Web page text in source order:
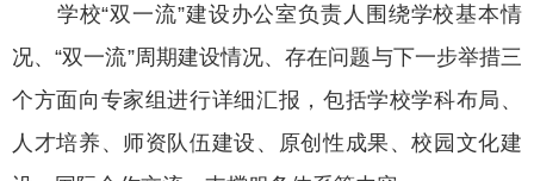
学校“双一流”建设办公室负责人围绕学校基本情
况、“双一流”周期建设情况、存在问题与下一步举措三
个方面向专家组进行详细汇报，包括学校学科布局、
人才培养、师资队伍建设、原创性成果、校园文化建